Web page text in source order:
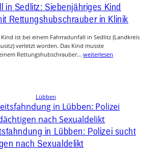
in Sedlitz: Siebenjähriges Kind
Rettungshubschrauber in Klinik
Kind ist bei einem Fahrradunfall in Sedlitz (Landkreis
verletzt worden. Das Kind musste
Rettungshubschrauber… weiterlesen
Lübben
in Lübben: Polizei sucht
nach Sexualdelikt